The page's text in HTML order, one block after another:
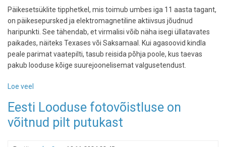
Päikesetsüklite tipphetkel, mis toimub umbes iga 11 aasta tagant,
on päikesepursked ja elektromagnetiline aktiivsus jõudnud
haripunkti. See tähendab, et virmalisi võib näha isegi üllatavates
paikades, näiteks Texases või Saksamaal. Kui agasoovid kindla
peale parimat vaatepilti, tasub reisida põhja poole, kus taevas
pakub looduse kõige suurejoonelisemat valgusetendust.
Loe veel
kohad
virmaliste
vaatlemiseks:
Eesti Looduse fotovõistluse on
võitnud pilt putukast